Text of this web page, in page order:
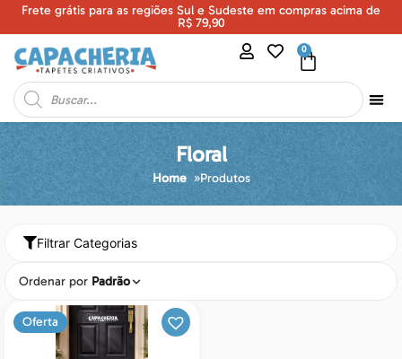
Frete grátis para as regiões Sul e Sudeste em compras acima de
R$ 79,90
0
Floral
Home»Produtos
Filtrar Categorias
Ordenar por Padrão
Oferta